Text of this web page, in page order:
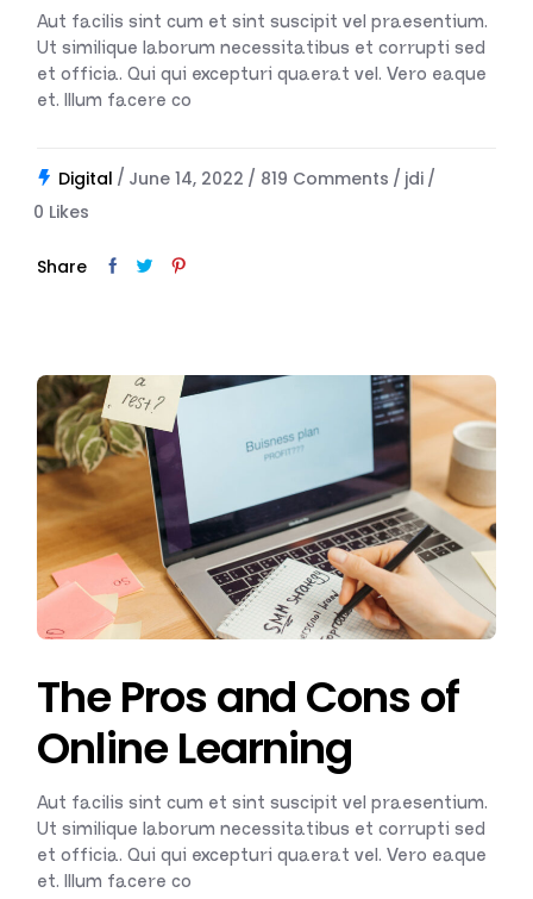
Aut facilis sint cum et sint suscipit vel praesentium.
Ut similique laborum necessitatibus et corrupti sed
et officia. Qui qui excepturi quaerat vel. Vero eaque
et. Illum facere co
Digital June 14, 2022 819 Comments
jdi
0 Likes
Share
The Pros and Cons of
Online Learning
Aut facilis sint cum et sint suscipit vel praesentium.
Ut similique laborum necessitatibus et corrupti sed
et officia. Qui qui excepturi quaerat vel. Vero eaque
et. Illum facere co